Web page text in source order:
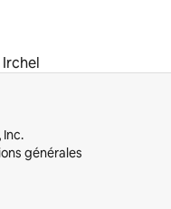
Irchel
générales